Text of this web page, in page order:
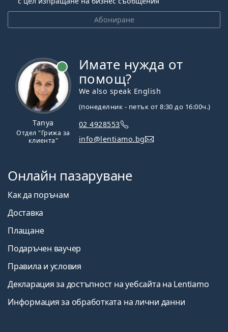
Абониране
Tanya
Отдел "Грижа за
клиента"
Имате нужда от
помощ?
We also speak English
(понеделник - петък от 8:30 до 16:00ч.)
02 4928553
info@lentiamo.bg
Онлайн пазаруване
Как да поръчам
Доставка
Плащане
Подаръчен ваучер
Правила и условия
Декларация за достъпност на уебсайта на Lentiamo
Информация за обработката на лични данни